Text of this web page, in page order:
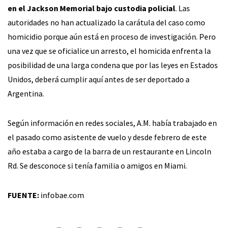
en el Jackson Memorial bajo custodia policial. Las
autoridades no han actualizado la carátula del caso como
homicidio porque aún está en proceso de investigación. Pero
una vez que se oficialice un arresto, el homicida enfrenta la
posibilidad de una larga condena que por las leyes en Estados
Unidos, deberá cumplir aquí antes de ser deportado a
Argentina.
Según información en redes sociales, A.M. había trabajado en
el pasado como asistente de vuelo y desde febrero de este
año estaba a cargo de la barra de un restaurante en Lincoln
Rd. Se desconoce si tenía familia o amigos en Miami.
FUENTE: infobae.com